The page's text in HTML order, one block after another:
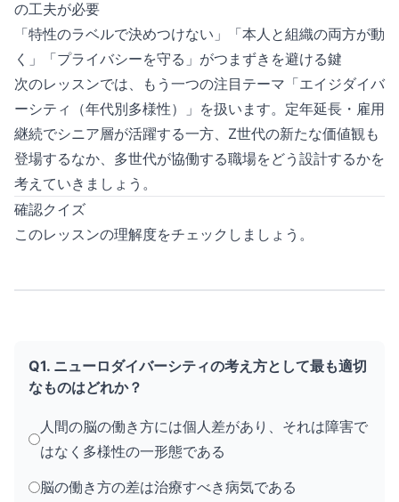
の工夫が必要
「特性のラベルで決めつけない」「本人と組織の両方が動
く」「プライバシーを守る」がつまずきを避ける鍵
次のレッスンでは、もう一つの注目テーマ「エイジダイバ
ーシティ（年代別多様性）」を扱います。定年延長・雇用
継続でシニア層が活躍する一方、Z世代の新たな価値観も
登場するなか、多世代が協働する職場をどう設計するかを
考えていきましょう。
確認クイズ
このレッスンの理解度をチェックしましょう。
Q1. ニューロダイバーシティの考え方として最も適切
なものはどれか？
人間の脳の働き方には個人差があり、それは障害で
はなく多様性の一形態である
脳の働き方の差は治療すべき病気である